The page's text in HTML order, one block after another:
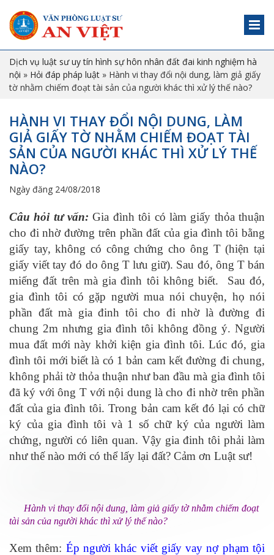
Dịch vụ luật sư uy tín hình sự hôn nhân đất đai kinh nghiệm hà
nội » Hỏi đáp pháp luật » Hành vi thay đổi nội dung, làm giả giấy
tờ nhằm chiếm đoạt tài sản của người khác thì xử lý thế nào?
HÀNH VI THAY ĐỔI NỘI DUNG, LÀM
GIẢ GIẤY TỜ NHẰM CHIẾM ĐOẠT TÀI
SẢN CỦA NGƯỜI KHÁC THÌ XỬ LÝ THẾ
NÀO?
Ngày đăng 24/08/2018
Câu hỏitư vấn: Gia đình tôi có làm giấy thỏa thuận
cho đi nhờ đường trên phần đất của gia đình tôi bằng
giấy tay, không có công chứng cho ông T (hiện tại
giấy viết tay đó do ông T lưu giữ). Sau đó, ông T bán
miếng đất trên mà gia đình tôi không biết. Sau đó,
gia đình tôi có gặp người mua nói chuyện, họ nói
phần đất mà gia đinh tôi cho đi nhờ là đường đi
chung 2m nhưng gia đình tôi không đồng ý. Người
mua đất mới này khởi kiện gia đình tôi. Lúc đó, gia
đình tôi mới biết là có 1 bản cam kết đường đi chung,
không phải tờ thỏa thuận như ban đầu mà gia đình tôi
đã ký với ông T với nội dung là cho đi nhờ trên phần
đất của gia đình tôi. Trong bản cam kết đó lại có chữ
ký của gia đình tôi và 1 số chữ ký của người làm
chứng, người có liên quan. Vậy gia đinh tôi phải làm
như thế nào mới có thể lấy lại đất? Cảm ơn Luật sư!
Hành vi thay đổi nội dung, làm giả giấy tờ nhằm chiếm đoạt
tài sản của người khác thì xử lý thế nào?
Xem thêm: Ép người khác viết giấy vay nợ phạm tội